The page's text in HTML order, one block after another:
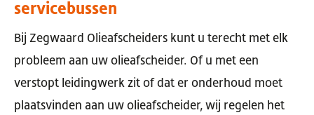
servicebussen
Bij Zegwaard Olieafscheiders kunt u terecht met elk
probleem aan uw olieafscheider. Of u met een
verstopt leidingwerk zit of dat er onderhoud moet
plaatsvinden aan uw olieafscheider, wij regelen het